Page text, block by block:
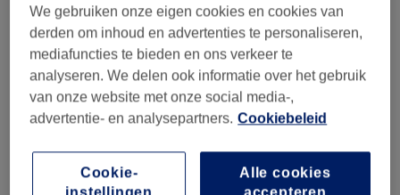
Zoek op Treatwell
We gebruiken onze eigen cookies en cookies van
derden om inhoud en advertenties te personaliseren,
mediafuncties te bieden en ons verkeer te
analyseren. We delen ook informatie over het gebruik
van onze website met onze social media-,
advertentie- en analysepartners. Cookiebeleid
Alle cookies
Cookie-